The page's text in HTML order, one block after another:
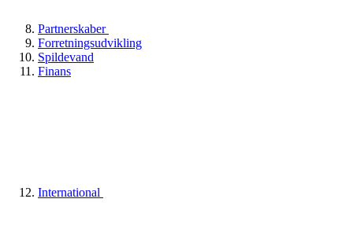
Partnerskaber
Forretningsudvikling
Spildevand
Finans
International